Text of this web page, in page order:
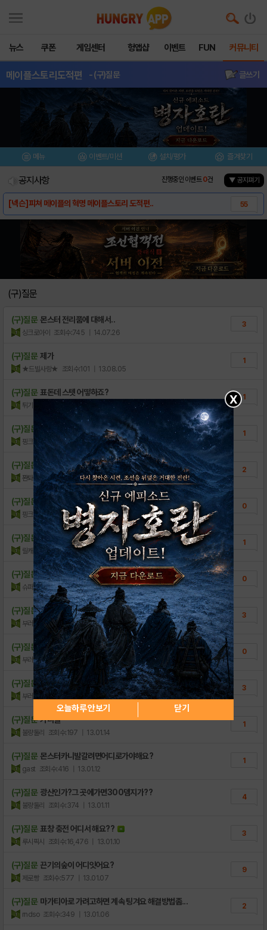
뉴스 쿠폰 게임센터 헝앱샵 이벤트 FUN 커뮤니티
메이플스토리도적편 - (구)질문 글쓰기
메뉴 이벤트/미션 설치/평가 즐겨찾기
공지사항 진행중인 이벤트0건 ▼ 공지펴기
[넥슨]피쳐 메이플의 혁명 메이플스토리 도적편.. 55
(구)질문
(구)질문 몬스터 전리품에 대해서..
싱크로아이 조회수:745 | 14.07.26
3
(구)질문 제가
★드빌사랑★ 조회수:101 | 13.08.05
1
(구)질문 표돈데 스텟 어떻하죠?
튀기므 | 13.04.06
1
(구)질문 몬카어디서하나요?
핑크빈칼빵 조회수:333 | 13.03.01
1
(구)질문 멜러디를 단도로 잡으려면
퐌톼지콰 조회수:666 | 13.03.01
2
(구)질문 마가티아에 가면 렉먹음...
핑크빈칼빵 조회수:231 | 13.02.28
0
(구)질문 뇌전수리검잘뜨는
릴캐 조회수:614 | 13.01.27
1
(구)질문 제가레벨73인데뭐해요?
슈퍼소닉타임 조회수:297 | 13.01.23
0
(구)질문 표창좋은거뜨는몬스텅있어여?
부러진수리검 조회수:537 | 13.01.17
3
(구)질문 57때몬스터어디서잡아여?
부러진수리검 조회수:174 | 13.01.17
0
(구)질문 엘나스어떻게가여?
부러진수리검 | 13.01.16
3
(구)질문 카니발
불량둘리 조회수:197 | 13.01.14
1
(구)질문 몬스터카니발갈려면어디로가야해요?
gast 조회수:416 | 13.01.12
1
(구)질문 광산인가?그 곳에가면300뎀지가??
불량둘리 조회수:374 | 13.01.11
4
(구)질문 표창 충전 어디서 해요??
루시픽시 조회수:16,476 | 13.01.10
3
(구)질문 끈기의숲이 어디잇어요?
제로빵 조회수:577 | 13.01.07
9
(구)질문 마가티아로 가려고하면 계속 팅겨요 해결방법좀...
rndso 조회수:349 | 13.01.06
2
X
오늘하루 안보기 닫기